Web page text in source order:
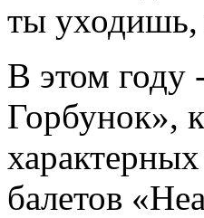
ты уходишь,
В этом году
Горбунок»,
балетов